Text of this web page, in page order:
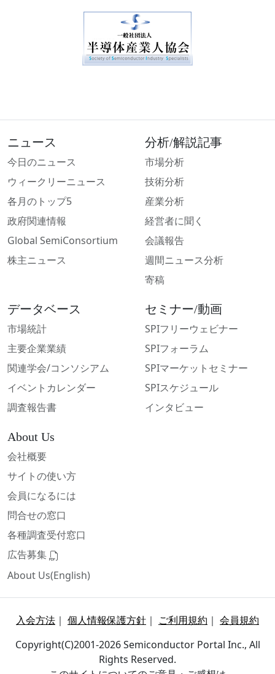
ニュース
今日のニュース
ウィークリーニュース
各月のトップ5
政府関連情報
Global SemiConsortium
株主ニュース
分析/解説記事
市場分析
技術分析
産業分析
経営者に聞く
会議報告
週間ニュース分析
寄稿
データベース
市場統計
主要企業業績
関連学会/コンソシアム
イベントカレンダー
調査報告書
セミナー/動画
SPIフリーウェビナー
SPIフォーラム
SPIマーケットセミナー
SPIスケジュール
インタビュー
About Us
会社概要
サイトの使い方
会員になるには
問合せの窓口
各種調査受付窓口
広告募集
About Us(English)
入会方法 ｜ 個人情報保護方針 ｜ ご利用規約 ｜ 会員規約
Copyright(C)2001-2026 Semiconductor Portal Inc., All
Rights Reserved.